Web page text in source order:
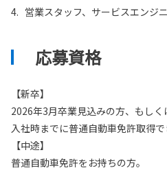
4. 営業スタッフ、サービスエンジ
応募資格
【新卒】
2026年3月卒業見込みの方、もしく
入社時までに普通自動車免許取得で
【中途】
普通自動車免許をお持ちの方。